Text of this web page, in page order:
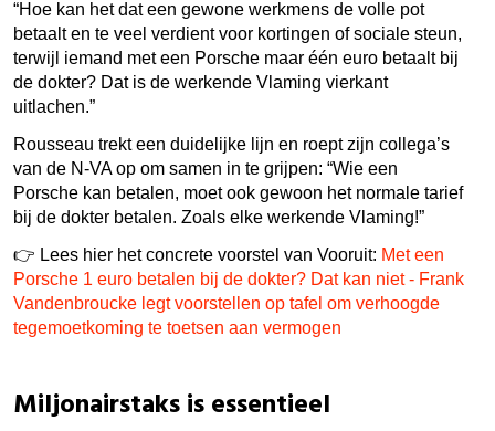
“Hoe kan het dat een gewone werkmens de volle pot
betaalt en te veel verdient voor kortingen of sociale steun,
terwijl iemand met een Porsche maar één euro betaalt bij
de dokter? Dat is de werkende Vlaming vierkant
uitlachen.”
Rousseau trekt een duidelijke lijn en roept zijn collega’s
van de N-VA op om samen in te grijpen: “Wie een
Porsche kan betalen, moet ook gewoon het normale tarief
bij de dokter betalen. Zoals elke werkende Vlaming!”
👉 Lees hier het concrete voorstel van Vooruit: Met een
Porsche 1 euro betalen bij de dokter? Dat kan niet - Frank
Vandenbroucke legt voorstellen op tafel om verhoogde
tegemoetkoming te toetsen aan vermogen
Miljonairstaks is essentieel